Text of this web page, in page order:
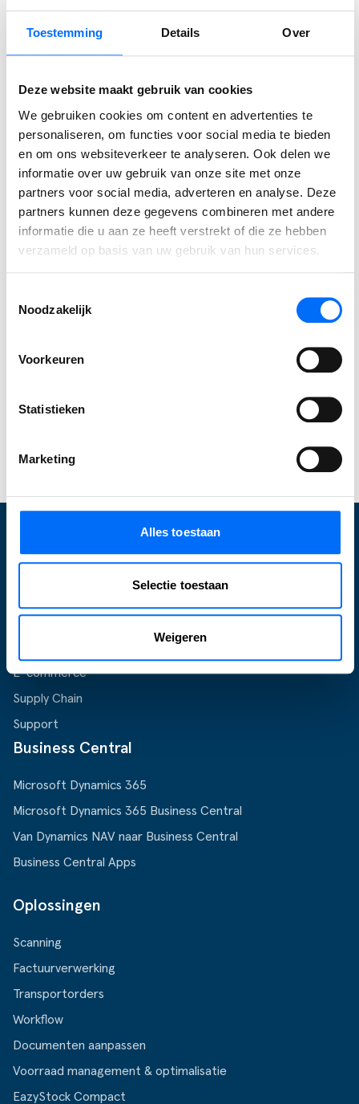
Toestemming Details Over
Deze website maakt gebruik van cookies
We gebruiken cookies om content en advertenties te
personaliseren, om functies voor social media te bieden
en om ons websiteverkeer te analyseren. Ook delen we
informatie over uw gebruik van onze site met onze
partners voor social media, adverteren en analyse. Deze
partners kunnen deze gegevens combineren met andere
informatie die u aan ze heeft verstrekt of die ze hebben
verzameld op basis van uw gebruik van hun services.
Noodzakelijk
Voorkeuren
Statistieken
Marketing
Alles toestaan
Selectie toestaan
Weigeren
LEES VERDER
Ervaar zelf de kracht van
Ontdek zelf hoe je processen stroomlijnt, sneller
trial en ervaar direct wat Business Central voor
ons op
om jouw specifieke mogelijkheden te
Wat wij doen
Inrichten Business Central
E-commerce
Supply Chain
Support
Business Central
Microsoft Dynamics 365
Microsoft Dynamics 365 Business Central
Van Dynamics NAV naar Business Central
Business Central Apps
Oplossingen
Scanning
Factuurverwerking
Transportorders
Workflow
Documenten aanpassen
Voorraad management & optimalisatie
EazyStock Compact